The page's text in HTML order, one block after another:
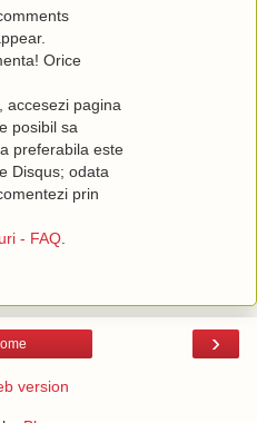
Orice
accesezi pagina
posibil sa
preferabila este
Disqus; odata
prin
- FAQ.
›
version